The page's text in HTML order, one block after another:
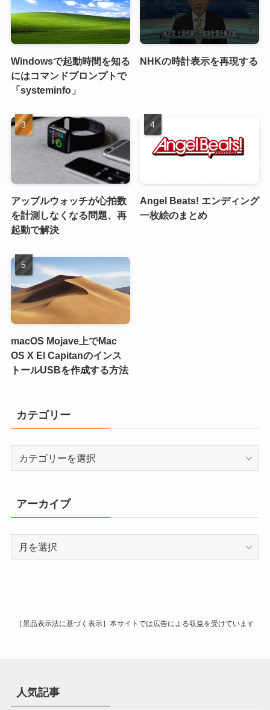
Windowsで起動時間を知る
にはコマンドプロンプトで
「systeminfo」
NHKの時計表示を再現する
アップルウォッチが心拍数
を計測しなくなる問題、再
起動で解決
Angel Beats! エンディング
一枚絵のまとめ
macOS Mojave上でMac
OS X El Capitanのインス
トールUSBを作成する方法
カテゴリー
リ
ー
アーカイブ
［景品表示法に基づく表示］本サイトでは広告による収益を受けています
人気記事